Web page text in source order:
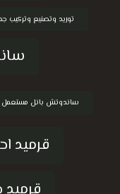
توريد وتصنيع وتركيب
ساندوتش بانل مستعمل
قرميد